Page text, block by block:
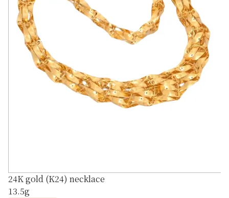
24K gold (K24) necklace
13.5g